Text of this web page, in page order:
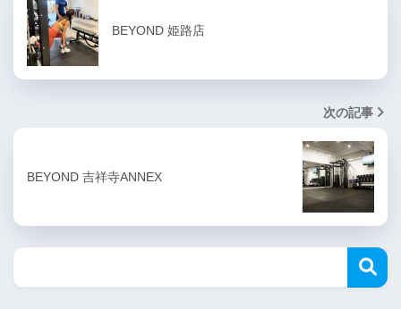
BEYOND 姫路店
次の記事
BEYOND 吉祥寺ANNEX